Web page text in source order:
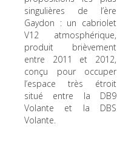
singulières de l’ère
Gaydon : un cabriolet
V12 atmosphérique,
produit brièvement
entre 2011 et 2012,
conçu pour occuper
l’espace très étroit
situé entre la DB9
Volante et la DBS
Volante.